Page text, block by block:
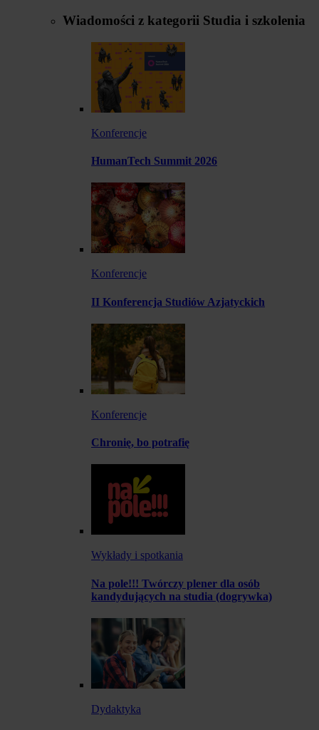
Wiadomości z kategorii Studia i szkolenia
Konferencje
HumanTech Summit 2026
Konferencje
II Konferencja Studiów Azjatyckich
Konferencje
Chronię, bo potrafię
Wykłady i spotkania
Na pole!!! Twórczy plener dla osób
kandydujących na studia (dogrywka)
Dydaktyka